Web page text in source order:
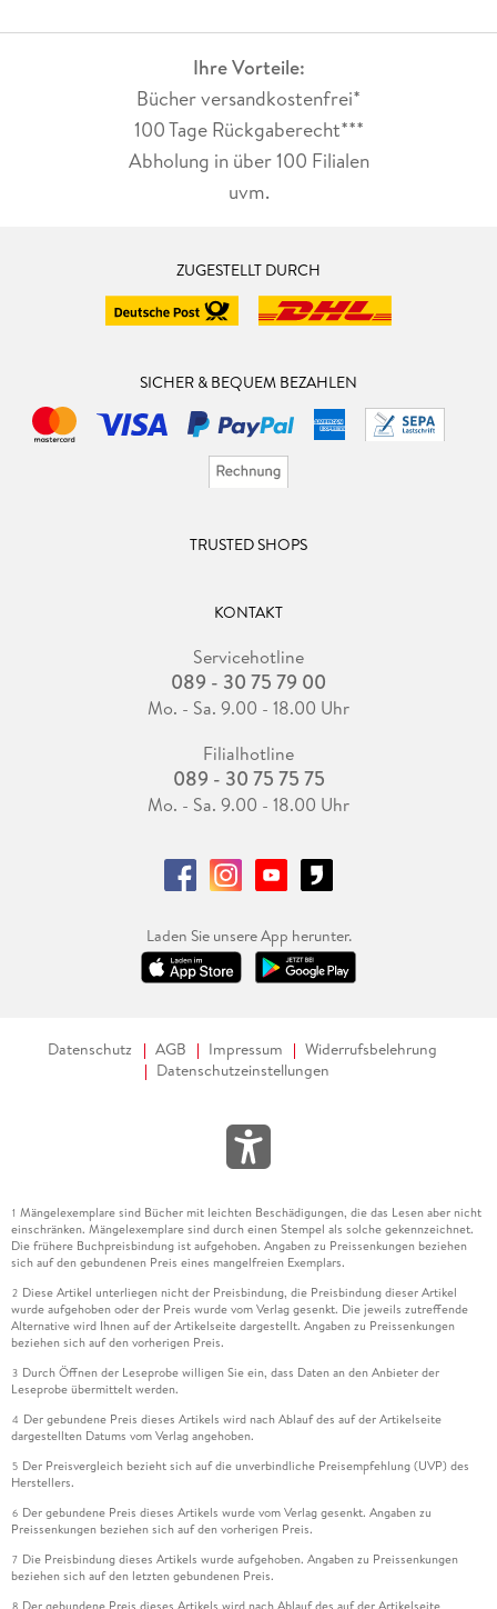
Ihre Vorteile:
Bücher versandkostenfrei*
100 Tage Rückgaberecht***
Abholung in über 100 Filialen
uvm.
ZUGESTELLT DURCH
SICHER & BEQUEM BEZAHLEN
TRUSTED SHOPS
KONTAKT
Servicehotline
089 - 30 75 79 00
Mo. - Sa. 9.00 - 18.00 Uhr
Filialhotline
089 - 30 75 75 75
Mo. - Sa. 9.00 - 18.00 Uhr
Laden Sie unsere App herunter.
Datenschutz AGB Impressum
Widerrufsbelehrung
Datenschutzeinstellungen
1 Mängelexemplare sind Bücher mit leichten Beschädigungen, die das Lesen aber nicht
einschränken. Mängelexemplare sind durch einen Stempel als solche gekennzeichnet.
Die frühere Buchpreisbindung ist aufgehoben. Angaben zu Preissenkungen beziehen
sich auf den gebundenen Preis eines mangelfreien Exemplars.
2 Diese Artikel unterliegen nicht der Preisbindung, die Preisbindung dieser Artikel
wurde aufgehoben oder der Preis wurde vom Verlag gesenkt. Die jeweils zutreffende
Alternative wird Ihnen auf der Artikelseite dargestellt. Angaben zu Preissenkungen
beziehen sich auf den vorherigen Preis.
3 Durch Öffnen der Leseprobe willigen Sie ein, dass Daten an den Anbieter der
Leseprobe übermittelt werden.
4 Der gebundene Preis dieses Artikels wird nach Ablauf des auf der Artikelseite
dargestellten Datums vom Verlag angehoben.
5 Der Preisvergleich bezieht sich auf die unverbindliche Preisempfehlung (UVP) des
Herstellers.
6 Der gebundene Preis dieses Artikels wurde vom Verlag gesenkt. Angaben zu
Preissenkungen beziehen sich auf den vorherigen Preis.
7 Die Preisbindung dieses Artikels wurde aufgehoben. Angaben zu Preissenkungen
beziehen sich auf den letzten gebundenen Preis.